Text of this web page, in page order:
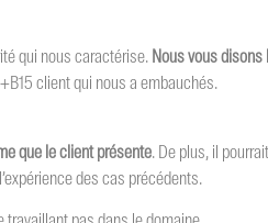
qui nous caractérise. Nous vous disons
client qui nous a embauchés.
que le client présente. De plus, il
des cas précédents.